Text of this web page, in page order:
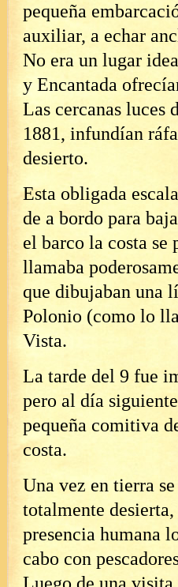
pequeña
auxiliar, a echar
No era un lugar
y Encantada
Las cercanas luces
1881, infundían
desierto.
Esta obligada
de a bordo para
el barco la costa se
llamaba
que dibujaban una
Polonio (como lo
Vista.
La tarde del 9 fue
pero al día
pequeña comitiva
costa.
Una vez en tierra
totalmente
presencia humana
cabo con